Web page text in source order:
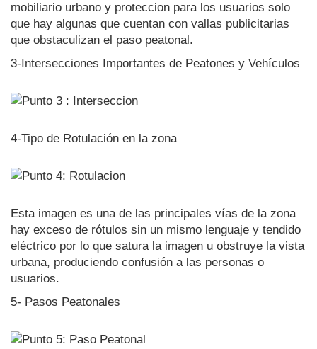
mobiliario urbano y proteccion para los usuarios solo
que hay algunas que cuentan con vallas publicitarias
que obstaculizan el paso peatonal.
3-Intersecciones Importantes de Peatones y Vehículos
4-Tipo de Rotulación en la zona
Esta imagen es una de las principales vías de la zona
hay exceso de rótulos sin un mismo lenguaje y tendido
eléctrico por lo que satura la imagen u obstruye la vista
urbana, produciendo confusión a las personas o
usuarios.
5- Pasos Peatonales